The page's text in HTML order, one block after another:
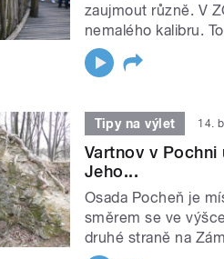
zaujmout různě. V
nemalého kalibru.
Tipy na výlet 14.
Vartnov v Pochni
Jeho...
Osada Pocheň je
směrem se ve
druhé straně na